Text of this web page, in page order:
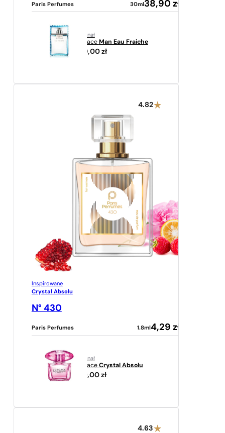
Paris Perfumes 30ml 38,90 zł
oryginał
Versace Man Eau Fraiche
230,00 zł
4.82
Inspirowane
Crystal Absolu
N° 430
Paris Perfumes 1.8ml4,29 zł
oryginał
Versace Crystal Absolu
259,00 zł
4.63